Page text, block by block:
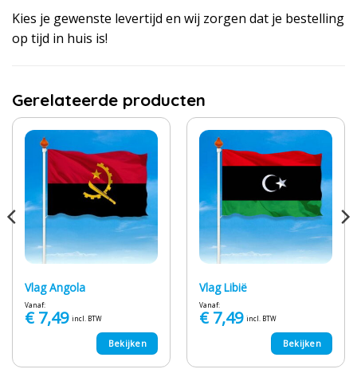
Kies je gewenste levertijd en wij zorgen dat je bestelling
op tijd in huis is!
Gerelateerde producten
Vlag Angola
Vanaf:
€7,49 incl. BTW
Bekijken
Vlag Libië
Vanaf:
€7,49 incl. BTW
Bekijken